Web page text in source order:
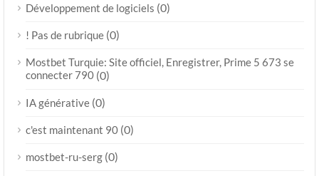
Développement de logiciels (0)
! Pas de rubrique (0)
Mostbet Turquie: Site officiel, Enregistrer, Prime 5 673 se
connecter 790 (0)
IA générative (0)
c'est maintenant 90 (0)
mostbet-ru-serg (0)